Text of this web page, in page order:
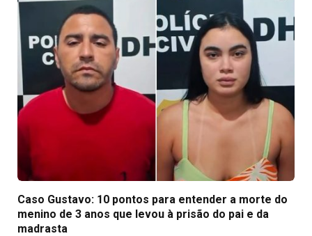
Caso Gustavo: 10 pontos para entender a morte do
menino de 3 anos que levou à prisão do pai e da
madrasta